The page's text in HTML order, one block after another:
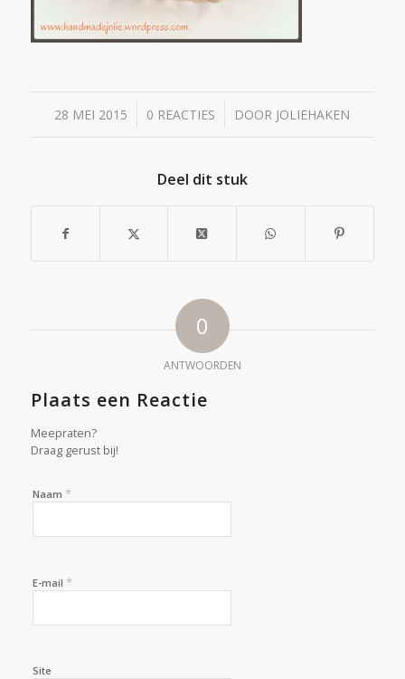
28 MEI 2015
/ 0 REACTIES
/ DOOR JOLIEHAKEN
Deel dit stuk
0
ANTWOORDEN
Plaats een Reactie
Meepraten?
Draag gerust bij!
Naam *
E-mail *
Site